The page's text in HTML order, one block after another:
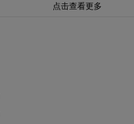
点击查看更多